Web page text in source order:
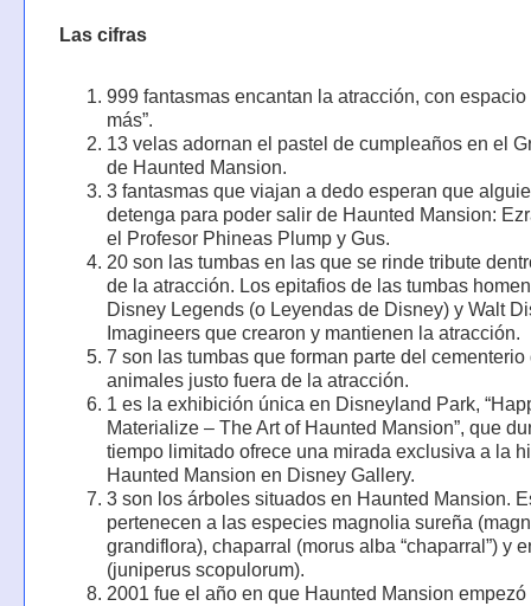
Las cifras
999 fantasmas encantan la atracción, con espacio
más”.
13 velas adornan el pastel de cumpleaños en el
de Haunted Mansion.
3 fantasmas que viajan a dedo esperan que
detenga para poder salir de Haunted Mansion:
el Profesor Phineas Plump y Gus.
20 son las tumbas en las que se rinde tribute
de la atracción. Los epitafios de las tumbas
Disney Legends (o Leyendas de Disney) y Walt
Imagineers que crearon y mantienen la atracción.
7 son las tumbas que forman parte del cementerio
animales justo fuera de la atracción.
1 es la exhibición única en Disneyland Park,
Materialize – The Art of Haunted Mansion”, que
tiempo limitado ofrece una mirada exclusiva a la
Haunted Mansion en Disney Gallery.
3 son los árboles situados en Haunted Mansion.
pertenecen a las especies magnolia sureña
grandiflora), chaparral (morus alba “chaparral”) y
(juniperus scopulorum).
2001 fue el año en que Haunted Mansion empezó